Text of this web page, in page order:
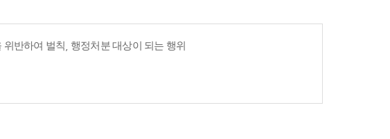
반하여 벌칙, 행정처분 대상이 되는 행위